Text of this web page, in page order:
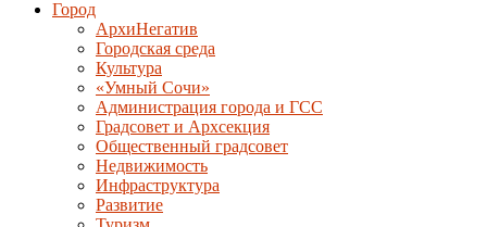
Город
АрхиНегатив
Городская среда
Культура
«Умный Сочи»
Администрация города и ГСС
Градсовет и Архсекция
Общественный градсовет
Недвижимость
Инфраструктура
Развитие